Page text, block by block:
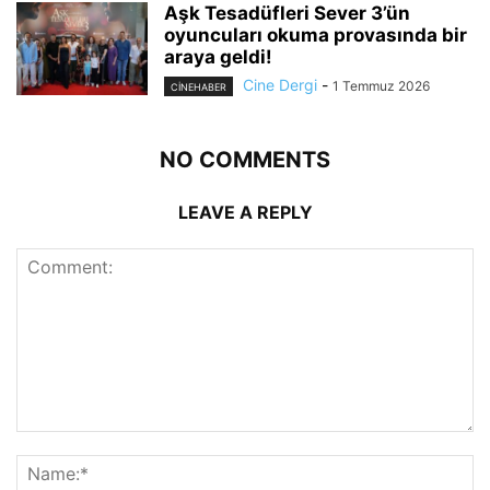
Aşk Tesadüfleri Sever 3’ün
oyuncuları okuma provasında bir
araya geldi!
CINEHABER Cine Dergi - 1 Temmuz 2026
NO COMMENTS
LEAVE A REPLY